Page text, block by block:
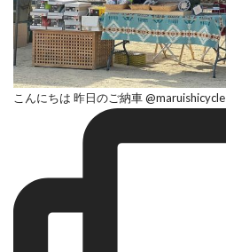
こんにちは 昨日のご納車 @maruishicycle